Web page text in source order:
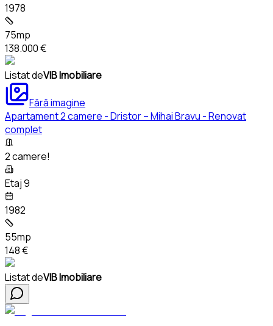
1978
75mp
138.000 €
Listat deVIB Imobiliare
Fără imagine
Apartament 2 camere - Dristor – Mihai Bravu - Renovat
complet
2 camere!
Etaj 9
1982
55mp
148 €
Listat deVIB Imobiliare